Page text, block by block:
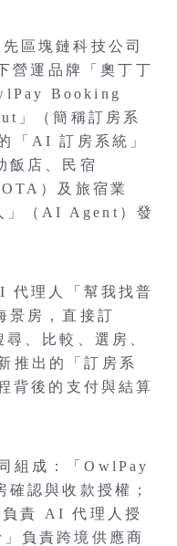
區塊鏈科技公司
運品牌「奧丁丁
Booking
」（簡稱訂房系
「AI 訂房系統」
飯店、民宿
）及旅宿業
」（AI Agent）發
代理人「幫我找普
景房，直接訂
、比較、選房、
推出的「訂房系
背後的支付與結算
組成：「OwlPay
認與收款授權；
責 AI 代理人授
負責跨境供應商